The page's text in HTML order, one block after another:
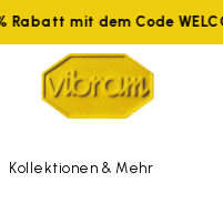
Rabatt mit dem Code
Kollektionen & Mehr